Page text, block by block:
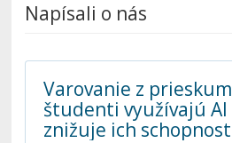
Napísali o nás
Varovanie z
študenti využívajú AI
znižuje ich